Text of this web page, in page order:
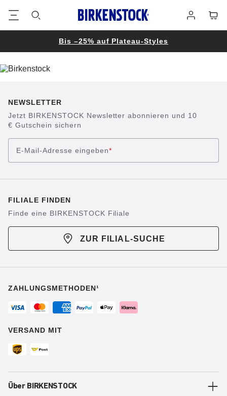
Bis –25% auf Plateau-Styles
NEWSLETTER
Jetzt BIRKENSTOCK Newsletter abonnieren und 10
€ Gutschein sichern
E-Mail-Adresse eingeben*
FILIALE FINDEN
Finde eine BIRKENSTOCK Filiale
ZUR FILIAL-SUCHE
ZAHLUNGSMETHODEN¹
VERSAND MIT
Über BIRKENSTOCK